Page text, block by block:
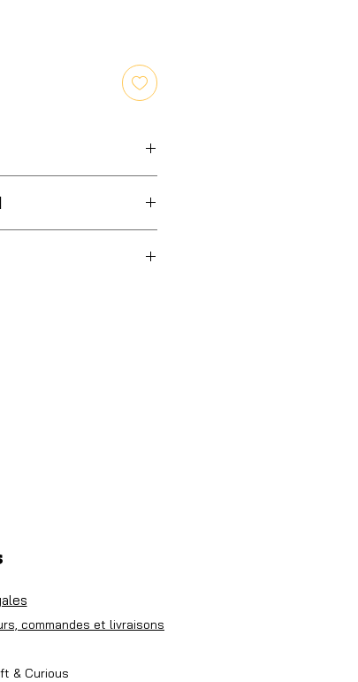
commandes et livraisons
& Curious